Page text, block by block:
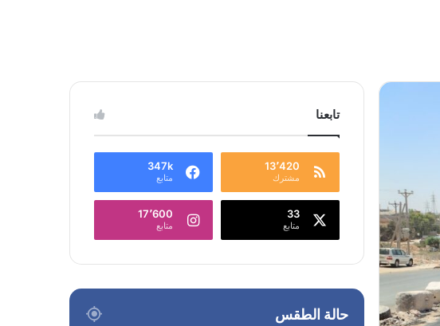
تابعنا
13٬420
مشترك
347k
متابع
33
متابع
17٬600
متابع
حالة الطقس